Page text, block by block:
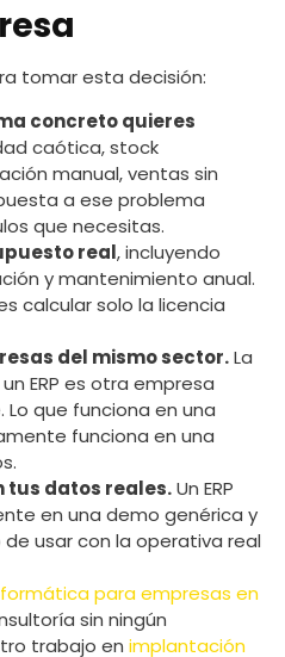
tomar esta decisión:
concreto quieres
caótica, stock
manual, ventas sin
a ese problema
que necesitas.
real, incluyendo
y mantenimiento anual.
calcular solo la licencia
del mismo sector.La
ERP es otra empresa
Lo que funciona en una
funciona en una
tus datos reales.Un ERP
en una demo genérica y
usar con la operativa real
para empresas en
sin ningún
trabajo en implantación